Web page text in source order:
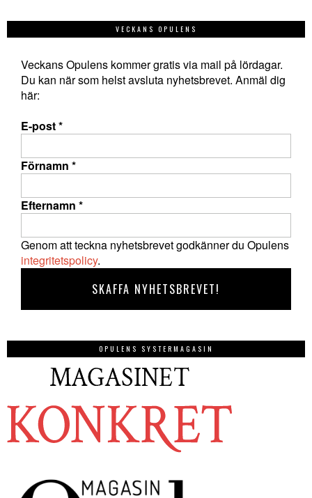
VECKANS OPULENS
Veckans Opulens kommer gratis via mail på lördagar.
Du kan när som helst avsluta nyhetsbrevet. Anmäl dig
här:
E-post*
Förnamn *
Efternamn *
Genom att teckna nyhetsbrevet godkänner du Opulens
integritetspolicy.
OPULENS SYSTERMAGASIN